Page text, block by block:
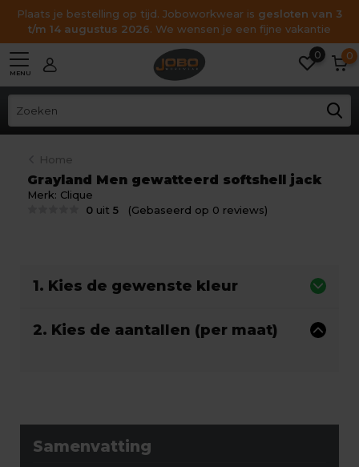
Plaats je bestelling op tijd. Joboworkwear is gesloten van 3
t/m 14 augustus 2026. We wensen je een fijne vakantie
MENU
0 0
Home
Grayland Men gewatteerd softshell jack
Merk: Clique
0 uit5 (Gebaseerd op 0 reviews)
1. Kies de gewenste kleur
2. Kies de aantallen (per maat)
Samenvatting